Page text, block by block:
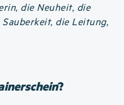
, die Neuheit, die
Sauberkeit, die Leitung,
?